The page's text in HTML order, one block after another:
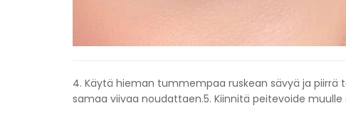
4. Käytä hieman tummempaa ruskean sävyä ja
samaa viivaa noudattaen.5. Kiinnitä peitevoide